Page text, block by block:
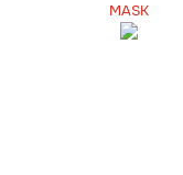
MASK